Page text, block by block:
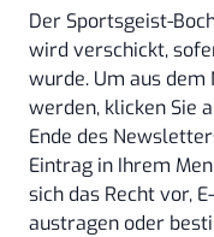
Der Sportsgeist-
wird verschickt,
wurde. Um aus
werden, klicken Sie
Ende des
Eintrag in Ihrem
sich das Recht vor,
austragen oder